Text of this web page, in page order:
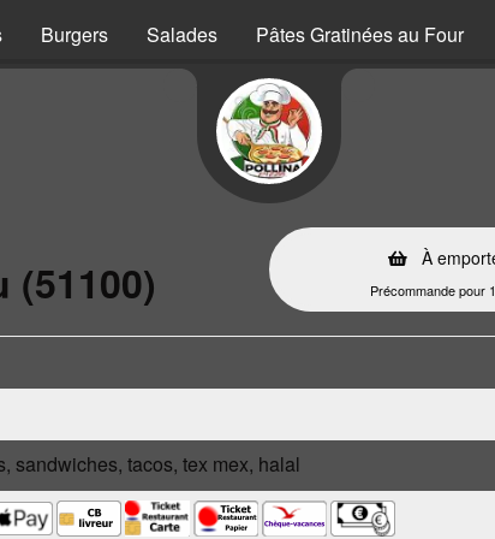
Burgers Salades Pâtes Gratinées au Four
(51100)
À
Précommande pour
sandwiches, tacos, tex mex, halal